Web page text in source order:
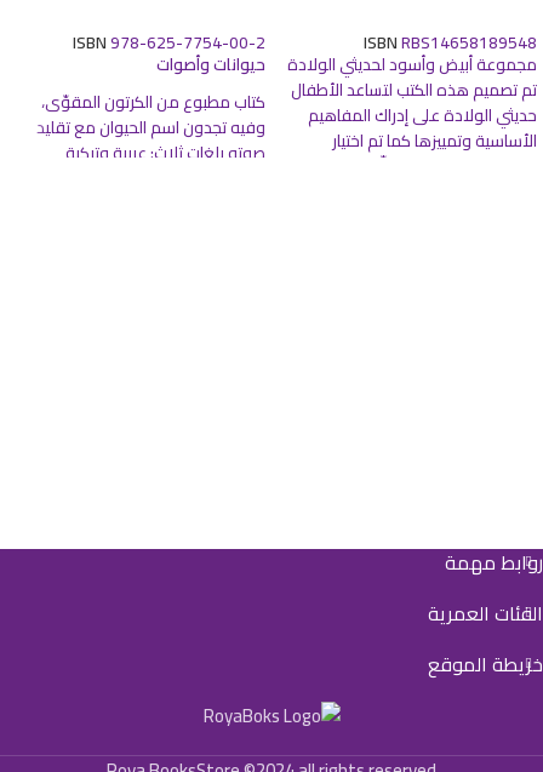
ISBNRBS14658189548
مجموعة أبيض وأسود لحديثي الولادة
تم تصميم هذه الكتب لتساعد الأطفال
حديثي الولادة على إدراك المفاهيم
الأساسية وتمييزها كما تم اختيار
رسومات عالية التباين باللّون الأبيض
ISBN978-625-7754-00-2
حيوانات وأصوات
كتاب مطبوع من الكرتون المقوّى،
وفيه تجدون اسم الحيوان مع تقليد
صوته بلغات ثلاث: عربية وتركية
روابط مهمة
الفئات العمرية
خريطة الموقع